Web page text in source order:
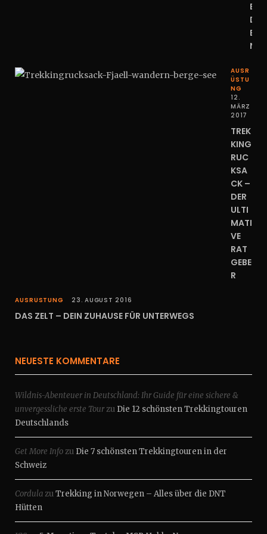
E
D
E
N
AUSR
ÜSTU
NG
12.
MÄRZ
2017
TREK
KING
RUC
KSA
CK –
DER
ULTI
MATI
VE
RAT
GEBE
R
AUSRÜSTUNG 23. AUGUST 2016
DAS ZELT – DEIN ZUHAUSE FÜR UNTERWEGS
NEUESTE KOMMENTARE
Wildnis-Abenteuer in Deutschland: Ihr Guide für eine sichere &
unvergessliche erste Tourzu Die 12 schönsten Trekkingtouren
Deutschlands
Get More Infozu Die 7 schönsten Trekkingtouren in der
Schweiz
CordulazuTrekking in Norwegen – Alles über die DNT
Hütten